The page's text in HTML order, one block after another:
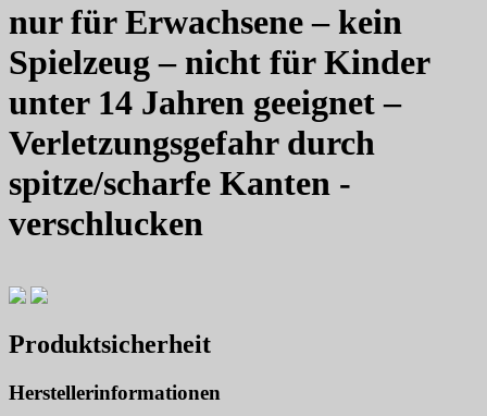
nur für Erwachsene – kein
Spielzeug – nicht für Kinder
unter 14 Jahren geeignet –
Verletzungsgefahr durch
spitze/scharfe Kanten -
verschlucken
Produktsicherheit
Herstellerinformationen